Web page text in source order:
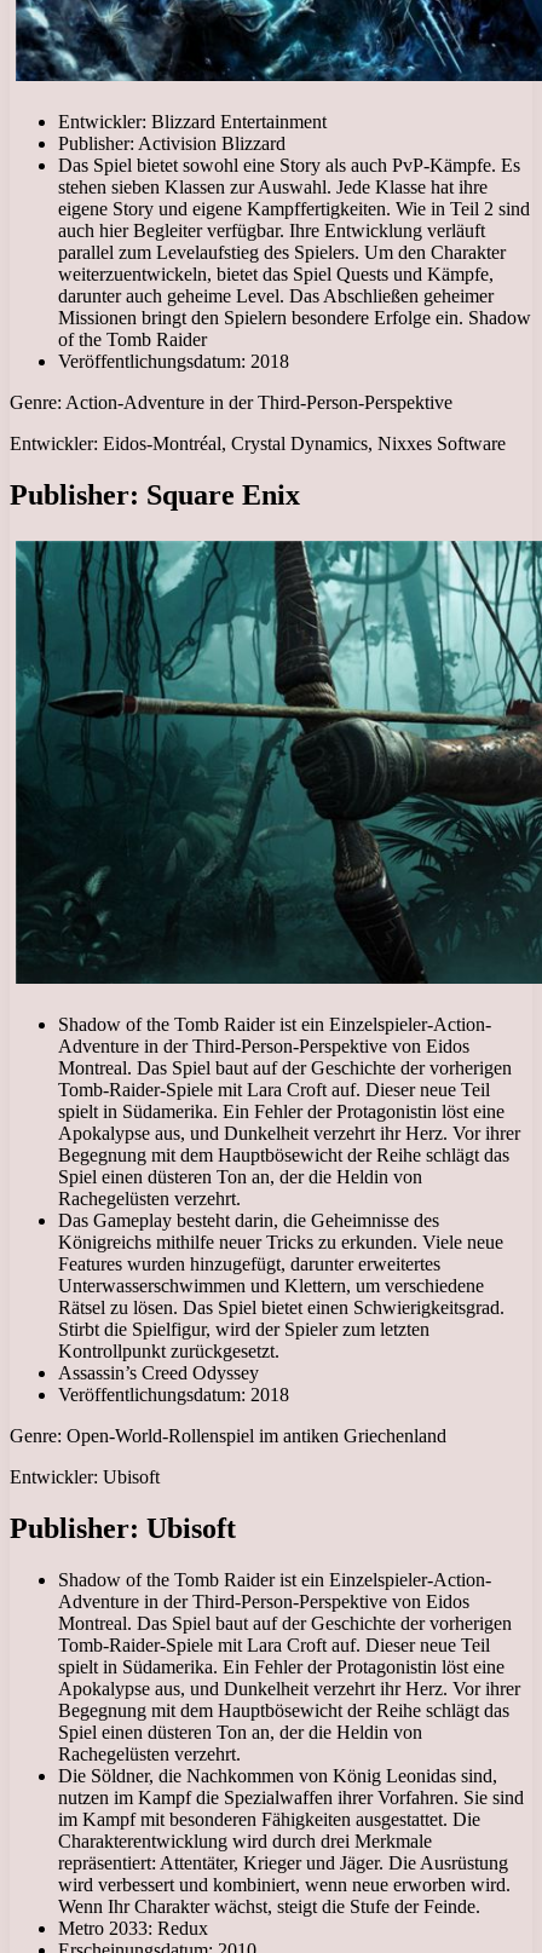
Entwickler: Blizzard Entertainment
Publisher: Activision Blizzard
Das Spiel bietet sowohl eine Story als auch PvP-Kämpfe. Es
stehen sieben Klassen zur Auswahl. Jede Klasse hat ihre
eigene Story und eigene Kampffertigkeiten. Wie in Teil 2 sind
auch hier Begleiter verfügbar. Ihre Entwicklung verläuft
parallel zum Levelaufstieg des Spielers. Um den Charakter
weiterzuentwickeln, bietet das Spiel Quests und Kämpfe,
darunter auch geheime Level. Das Abschließen geheimer
Missionen bringt den Spielern besondere Erfolge ein. Shadow
of the Tomb Raider
Veröffentlichungsdatum: 2018
Genre: Action-Adventure in der Third-Person-Perspektive
Entwickler: Eidos-Montréal, Crystal Dynamics, Nixxes Software
Publisher: Square Enix
Shadow of the Tomb Raider ist ein Einzelspieler-Action-
Adventure in der Third-Person-Perspektive von Eidos
Montreal. Das Spiel baut auf der Geschichte der vorherigen
Tomb-Raider-Spiele mit Lara Croft auf. Dieser neue Teil
spielt in Südamerika. Ein Fehler der Protagonistin löst eine
Apokalypse aus, und Dunkelheit verzehrt ihr Herz. Vor ihrer
Begegnung mit dem Hauptbösewicht der Reihe schlägt das
Spiel einen düsteren Ton an, der die Heldin von
Rachegelüsten verzehrt.
Das Gameplay besteht darin, die Geheimnisse des
Königreichs mithilfe neuer Tricks zu erkunden. Viele neue
Features wurden hinzugefügt, darunter erweitertes
Unterwasserschwimmen und Klettern, um verschiedene
Rätsel zu lösen. Das Spiel bietet einen Schwierigkeitsgrad.
Stirbt die Spielfigur, wird der Spieler zum letzten
Kontrollpunkt zurückgesetzt.
Assassin’s Creed Odyssey
Veröffentlichungsdatum: 2018
Genre: Open-World-Rollenspiel im antiken Griechenland
Entwickler: Ubisoft
Publisher: Ubisoft
Shadow of the Tomb Raider ist ein Einzelspieler-Action-
Adventure in der Third-Person-Perspektive von Eidos
Montreal. Das Spiel baut auf der Geschichte der vorherigen
Tomb-Raider-Spiele mit Lara Croft auf. Dieser neue Teil
spielt in Südamerika. Ein Fehler der Protagonistin löst eine
Apokalypse aus, und Dunkelheit verzehrt ihr Herz. Vor ihrer
Begegnung mit dem Hauptbösewicht der Reihe schlägt das
Spiel einen düsteren Ton an, der die Heldin von
Rachegelüsten verzehrt.
Die Söldner, die Nachkommen von König Leonidas sind,
nutzen im Kampf die Spezialwaffen ihrer Vorfahren. Sie sind
im Kampf mit besonderen Fähigkeiten ausgestattet. Die
Charakterentwicklung wird durch drei Merkmale
repräsentiert: Attentäter, Krieger und Jäger. Die Ausrüstung
wird verbessert und kombiniert, wenn neue erworben wird.
Wenn Ihr Charakter wächst, steigt die Stufe der Feinde.
Metro 2033: Redux